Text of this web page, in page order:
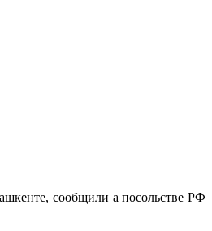
сообщили а посольстве РФ